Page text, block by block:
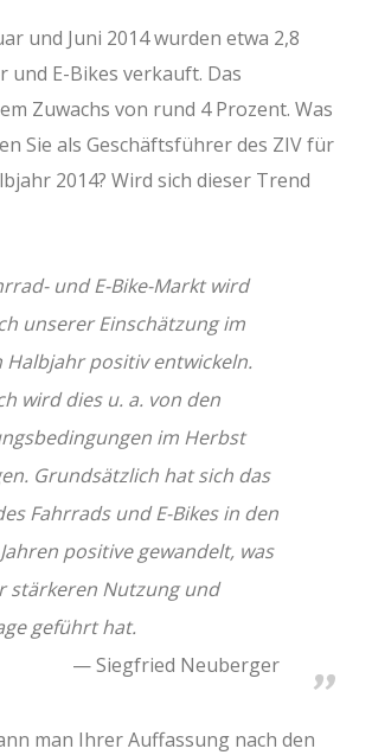
und Juni 2014 wurden etwa 2,8
und E-Bikes verkauft. Das
Zuwachs von rund 4 Prozent. Was
Sie als Geschäftsführer des ZIV für
2014? Wird sich dieser Trend
und E-Bike-Markt wird
unserer Einschätzung im
Halbjahr positiv entwickeln.
wird dies u. a. von den
im Herbst
Grundsätzlich hat sich das
Fahrrads und E-Bikes in den
positive gewandelt, was
stärkeren Nutzung und
geführt hat.
Siegfried Neuberger
man Ihrer Auffassung nach den